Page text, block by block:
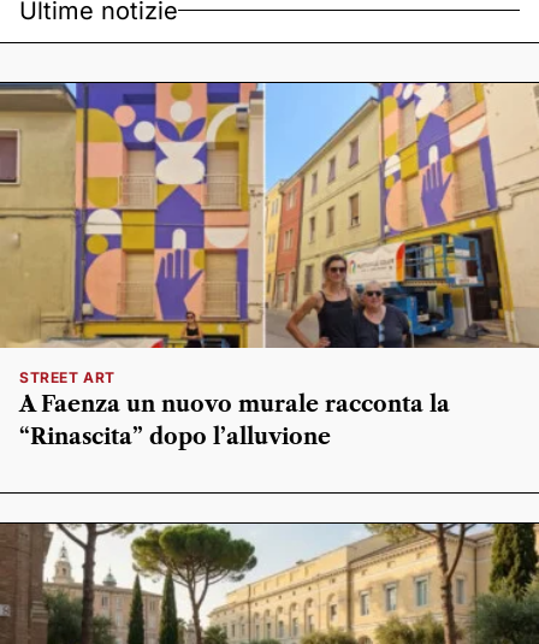
Ultime notizie
STREET ART
A Faenza un nuovo murale racconta la
“Rinascita” dopo l’alluvione